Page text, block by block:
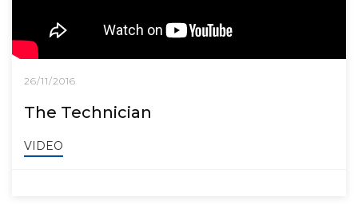
26/11/2016
The Technician
VIDEO